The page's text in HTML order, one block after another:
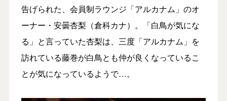
告げられた、会員制ラウンジ「アルカナム」のオ
ーナー・安曇杏梨（倉科カナ）。「白鳥が気にな
る」と言っていた杏梨は、三度「アルカナム」を
訪れている藤巻が白鳥とも仲が良くなっているこ
とが気になっているようで…。